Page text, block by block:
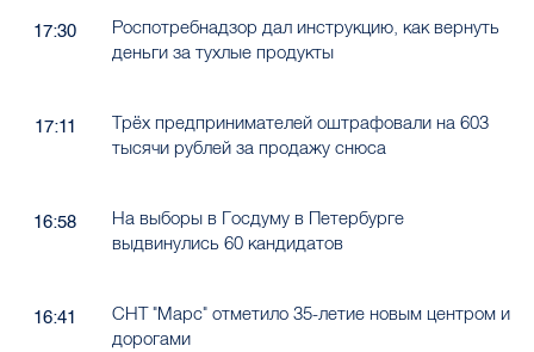
17:30
Роспотребнадзор дал инструкцию, как вернуть
деньги за тухлые продукты
17:11
Трёх предпринимателей оштрафовали на 603
тысячи рублей за продажу снюса
16:58
На выборы в Госдуму в Петербурге
выдвинулись 60 кандидатов
16:41
СНТ "Марс" отметило 35-летие новым центром и
дорогами